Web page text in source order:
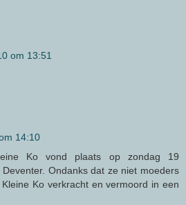
om 13:51
14:10
Ko vond plaats op zondag 19
Ondanks dat ze niet moeders
Ko verkracht en vermoord in een